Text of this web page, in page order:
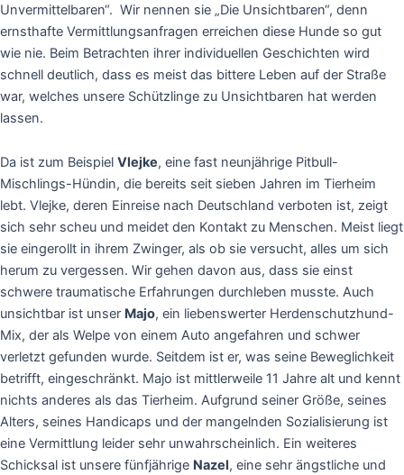
Unvermittelbaren“. Wir nennen sie „Die Unsichtbaren“, denn
ernsthafte Vermittlungsanfragen erreichen diese Hunde so gut
wie nie. Beim Betrachten ihrer individuellen Geschichten wird
schnell deutlich, dass es meist das bittere Leben auf der Straße
war, welches unsere Schützlinge zu Unsichtbaren hat werden
lassen.
Da ist zum Beispiel Vlejke, eine fast neunjährige Pitbull-
Mischlings-Hündin, die bereits seit sieben Jahren im Tierheim
lebt. Vlejke, deren Einreise nach Deutschland verboten ist, zeigt
sich sehr scheu und meidet den Kontakt zu Menschen. Meist liegt
sie eingerollt in ihrem Zwinger, als ob sie versucht, alles um sich
herum zu vergessen. Wir gehen davon aus, dass sie einst
schwere traumatische Erfahrungen durchleben musste. Auch
unsichtbar ist unser Majo, ein liebenswerter Herdenschutzhund-
Mix, der als Welpe von einem Auto angefahren und schwer
verletzt gefunden wurde. Seitdem ist er, was seine Beweglichkeit
betrifft, eingeschränkt. Majo ist mittlerweile 11 Jahre alt und kennt
nichts anderes als das Tierheim. Aufgrund seiner Größe, seines
Alters, seines Handicaps und der mangelnden Sozialisierung ist
eine Vermittlung leider sehr unwahrscheinlich. Ein weiteres
Schicksal ist unsere fünfjährige Nazel, eine sehr ängstliche und